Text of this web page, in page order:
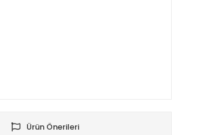
Ürün Önerileri